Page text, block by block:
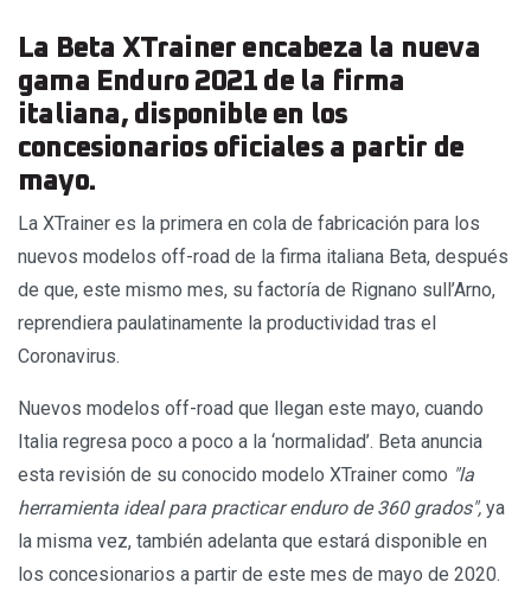
La Beta XTrainer encabeza la nueva
gama Enduro 2021 de la firma
italiana, disponible en los
concesionarios oficiales a partir de
mayo.
La XTrainer es la primera en cola de fabricación para los
nuevos modelos off-road de la firma italiana Beta, después
de que, este mismo mes, su factoría de Rignano sull’Arno,
reprendiera paulatinamente la productividad tras el
Coronavirus.
Nuevos modelos off-road que llegan este mayo, cuando
Italia regresa poco a poco a la ‘normalidad’. Beta anuncia
esta revisión de su conocido modelo XTrainer como "la
herramienta ideal para practicar enduro de 360 ​​grados", ya
la misma vez, también adelanta que estará disponible en
los concesionarios a partir de este mes de mayo de 2020.